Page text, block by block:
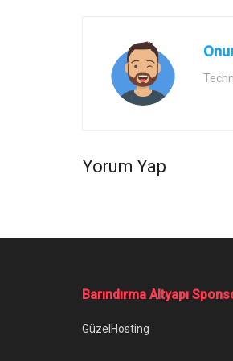
Yorum Yap
Ana Sayfa/Cities Skylines Modları